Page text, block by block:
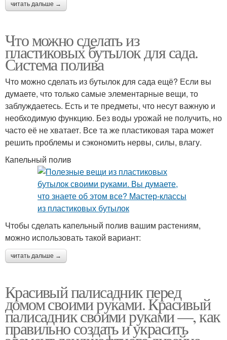
читать дальше →
Что можно сделать из
пластиковых бутылок для сада.
Система полива
Что можно сделать из бутылок для сада ещё? Если вы
думаете, что только самые элементарные вещи, то
заблуждаетесь. Есть и те предметы, что несут важную и
необходимую функцию. Без воды урожай не получить, но
часто её не хватает. Все та же пластиковая тара может
решить проблемы и сэкономить нервы, силы, влагу.
Капельный полив
Чтобы сделать капельный полив вашим растениям,
можно использовать такой вариант:
читать дальше →
Красивый палисадник перед
домом своими руками. Красивый
палисадник своими руками —, как
правильно создать и украсить